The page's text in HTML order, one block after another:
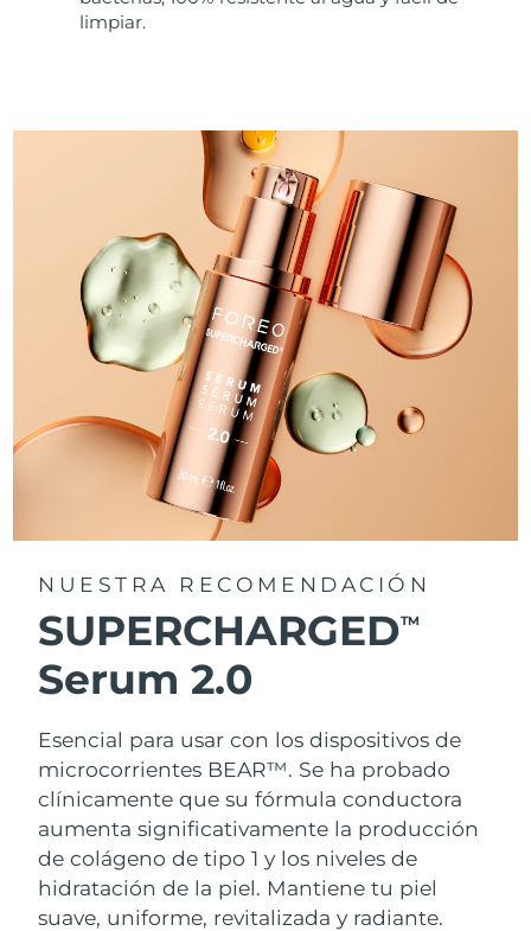
limpiar.
NUESTRA RECOMENDACIÓN
SUPERCHARGEDTM
Serum 2.0
Esencial para usar con los dispositivos de
microcorrientes BEAR™. Se ha probado
clínicamente que su fórmula conductora
aumenta significativamente la producción
de colágeno de tipo 1 y los niveles de
hidratación de la piel. Mantiene tu piel
suave, uniforme, revitalizada y radiante.